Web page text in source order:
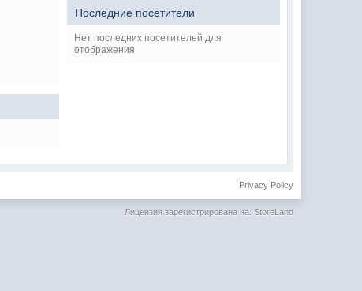
Последние посетители
Нет последних посетителей для
отображения
Privacy Policy
Лицензия зарегистрирована на: StoreLand